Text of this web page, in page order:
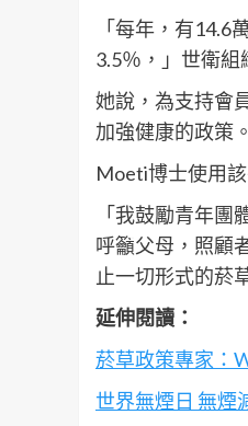
「每年，有
3.5％，」世衛
她說，為支持會
加強健康的政策。
Moeti博士使用
「我鼓勵青年
呼籲父母，照顧
止一切形式的菸
延伸閱讀：
菸草政策專家：
世界無煙日 無煙